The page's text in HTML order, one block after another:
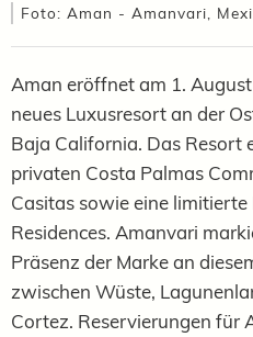
Foto: Aman - Amanvari,
Aman eröffnet am 1.
neues Luxusresort an der
Baja California. Das Resort
privaten Costa Palmas
Casitas sowie eine
Residences. Amanvari
Präsenz der Marke an
zwischen Wüste,
Cortez. Reservierungen für